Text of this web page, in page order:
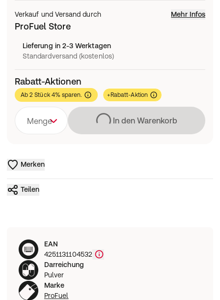
Verkauf und Versand durch Mehr Infos
ProFuel Store
Lieferung in 2-3 Werktagen
Standardversand (kostenlos)
Rabatt-Aktionen
Ab 2 Stück 4% sparen. +Rabatt-Aktion
Menge LädtIn den Warenkorb
Merken
Teilen
EAN
4251131104532
Darreichung
Pulver
Marke
ProFuel